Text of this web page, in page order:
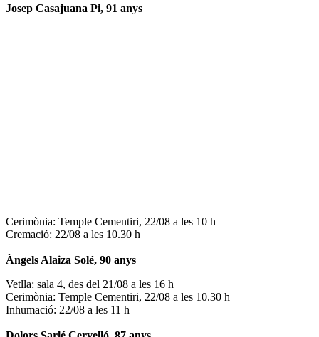
Josep Casajuana Pi, 91 anys
Cerimònia: Temple Cementiri, 22/08 a les 10 h
Cremació: 22/08 a les 10.30 h
Àngels Alaiza Solé, 90 anys
Vetlla: sala 4, des del 21/08 a les 16 h
Cerimònia: Temple Cementiri, 22/08 a les 10.30 h
Inhumació: 22/08 a les 11 h